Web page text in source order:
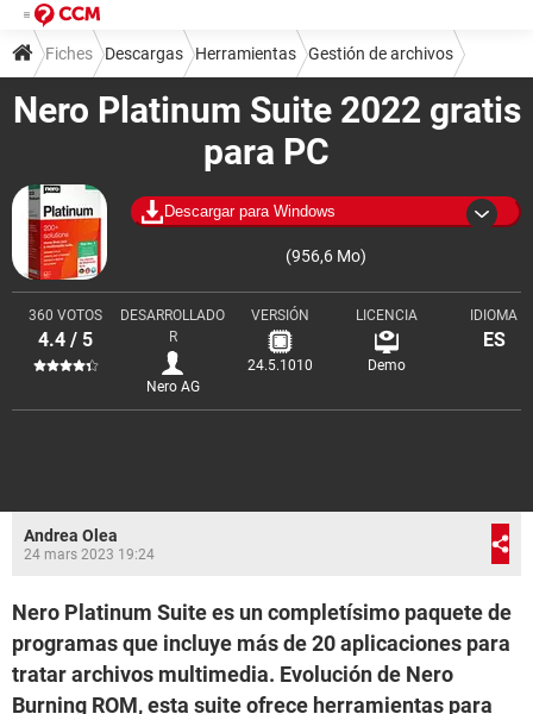
Nero Platinum Suite 2022 gratis
para PC
Descargar para Windows
(956,6 Mo)
360 VOTOS
4.4 / 5
DESARROLLADO
R
Nero AG
VERSIÓN
24.5.1010
LICENCIA
Demo
IDIOMA
ES
Fiches Descargas Herramientas Gestión de archivos
Andrea Olea
24 mars 2023 19:24
Nero Platinum Suite es un completísimo paquete de
programas que incluye más de 20 aplicaciones para
tratar archivos multimedia. Evolución de Nero
Burning ROM, esta suite ofrece herramientas para